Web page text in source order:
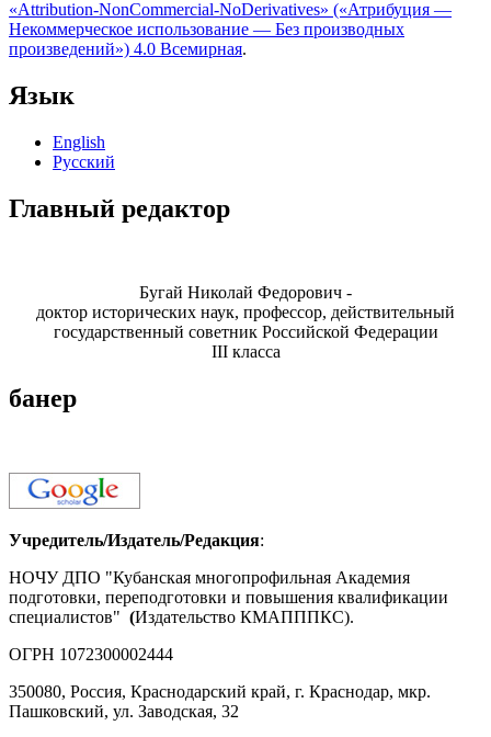
«Attribution-NonCommercial-NoDerivatives» («Атрибуция —
Некоммерческое использование — Без производных
произведений») 4.0 Всемирная.
Язык
English
Русский
Главный редактор
Бугай Николай Федорович -
доктор исторических наук, профессор, действительный
государственный советник Российской Федерации
III класса
банер
Учредитель/Издатель/Редакция:
НОЧУ ДПО "Кубанская многопрофильная Академия
подготовки, переподготовки и повышения квалификации
специалистов" (Издательство КМАПППКС).
ОГРН 1072300002444
350080, Россия, Краснодарский край, г. Краснодар, мкр.
Пашковский, ул. Заводская, 32